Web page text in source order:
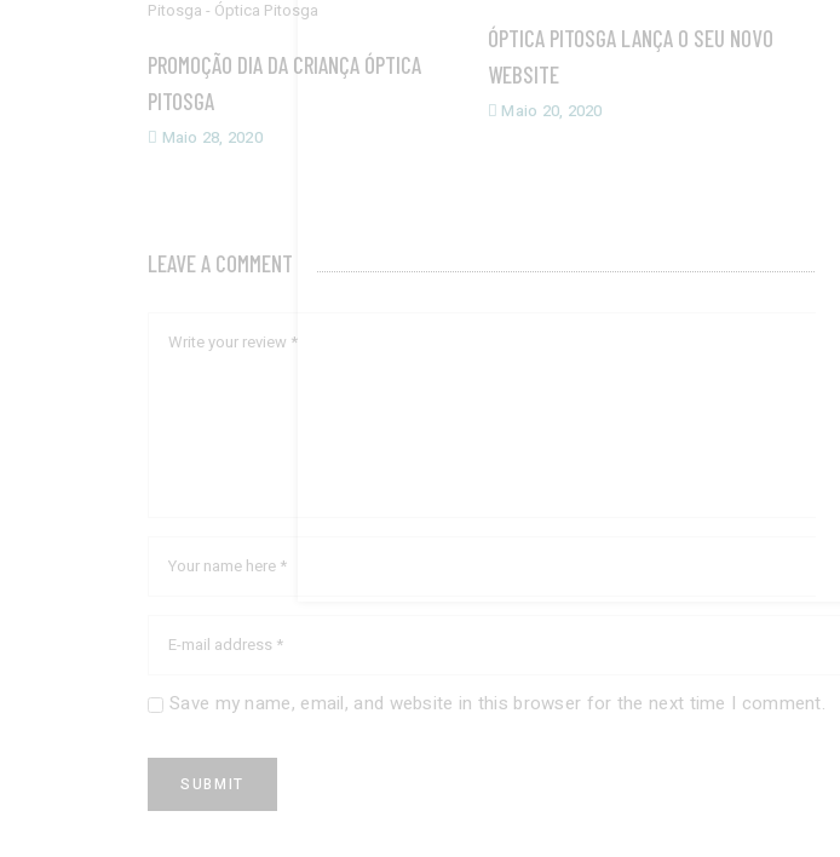
PROMOÇÃO DIA DA CRIANÇA ÓPTICA
PITOSGA
Maio 28, 2020
ÓPTICA PITOSGA LANÇA O SEU NOVO
WEBSITE
Maio 20, 2020
LEAVE A COMMENT
Save my name, email, and website in this browser for the next time I comment.
SUBMIT